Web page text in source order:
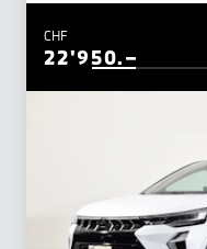
CHF
22'950.–